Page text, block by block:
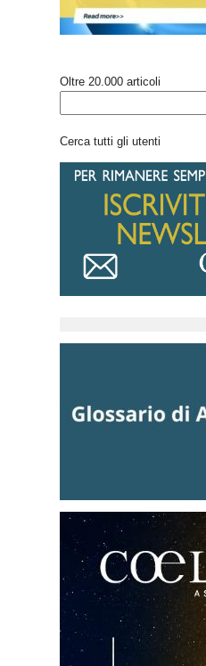
Oltre 20.000 articoli
Cerca tutti gli utenti